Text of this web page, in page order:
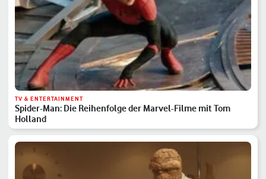
TV & ENTERTAINMENT
Spider-Man: Die Reihenfolge der Marvel-Filme mit Tom
Holland